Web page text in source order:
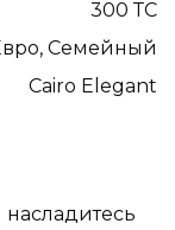
300 ТС
Семейный
Cairo Elegant